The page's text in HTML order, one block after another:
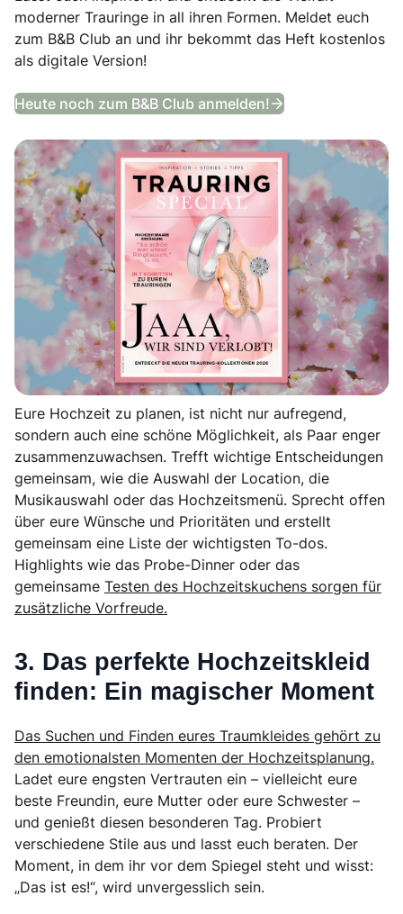
moderner Trauringe in all ihren Formen. Meldet euch
zum B&B Club an und ihr bekommt das Heft kostenlos
als digitale Version!
Heute noch zum B&B Club anmelden! Trauring Special
Eure Hochzeit zu planen, ist nicht nur aufregend,
sondern auch eine schöne Möglichkeit, als Paar enger
zusammenzuwachsen. Trefft wichtige Entscheidungen
gemeinsam, wie die Auswahl der Location, die
Musikauswahl oder das Hochzeitsmenü. Sprecht offen
über eure Wünsche und Prioritäten und erstellt
gemeinsam eine Liste der wichtigsten To-dos.
Highlights wie das Probe-Dinner oder das
gemeinsame Testen des Hochzeitskuchens sorgen für
zusätzliche Vorfreude.
3. Das perfekte Hochzeitskleid
finden: Ein magischer Moment
Das Suchen und Finden eures Traumkleides gehört zu
den emotionalsten Momenten der Hochzeitsplanung.
Ladet eure engsten Vertrauten ein – vielleicht eure
beste Freundin, eure Mutter oder eure Schwester –
und genießt diesen besonderen Tag. Probiert
verschiedene Stile aus und lasst euch beraten. Der
Moment, in dem ihr vor dem Spiegel steht und wisst:
„Das ist es!“, wird unvergesslich sein.